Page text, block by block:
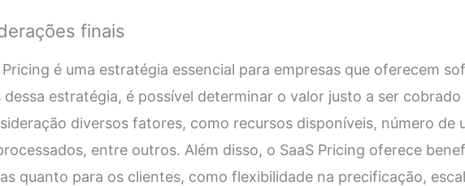
finais
Pricing é uma estratégia essencial para empresas que oferecem
dessa estratégia, é possível determinar o valor justo a ser
diversos fatores, como recursos disponíveis, número de
entre outros. Além disso, o SaaS Pricing oferece
quanto para os clientes, como flexibilidade na precificação,